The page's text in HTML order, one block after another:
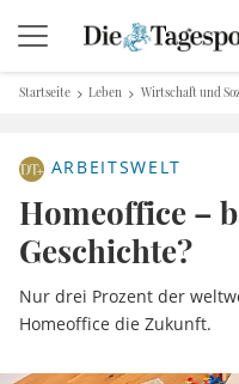
Startseite Leben Wirtschaft und
ARBEITSWELT
Homeoffice –
Geschichte?
Nur drei Prozent der
Homeoffice die Zukunft.